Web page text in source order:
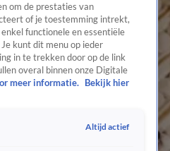
om de prestaties van
of je toestemming intrekt,
functionele en essentiële
kunt dit menu op ieder
in te trekken door op de link
overal binnen onze Digitale
meer informatie.
Bekijk hier
Altijd actief